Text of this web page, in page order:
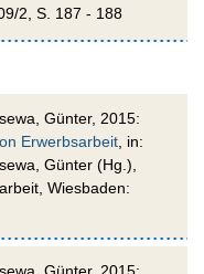
2, S. 187 - 188
Günter, 2015:
Erwerbsarbeit , in:
Günter (Hg.),
Wiesbaden:
Günter, 2015: